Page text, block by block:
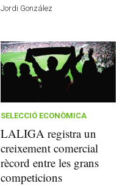
Jordi González
SELECCIÓ ECONÒMICA
LALIGA registra un
creixement comercial
rècord entre les grans
competicions